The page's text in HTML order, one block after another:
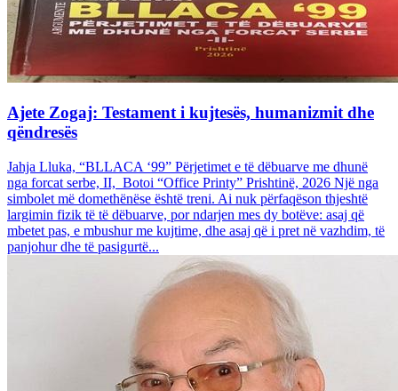
Ajete Zogaj: Testament i kujtesës, humanizmit dhe
qëndresës
Jahja Lluka, “BLLACA ‘99” Përjetimet e të dëbuarve me dhunë
nga forcat serbe, II, Botoi “Office Printy” Prishtinë, 2026 Një nga
simbolet më domethënëse është treni. Ai nuk përfaqëson thjeshtë
largimin fizik të të dëbuarve, por ndarjen mes dy botëve: asaj që
mbetet pas, e mbushur me kujtime, dhe asaj që i pret në vazhdim, të
panjohur dhe të pasigurtë...